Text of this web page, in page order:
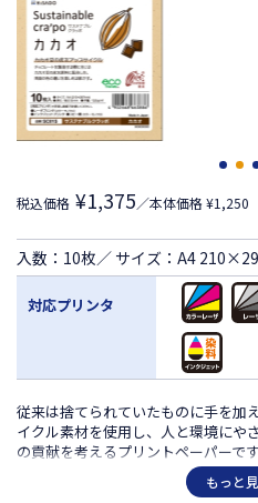
税込価格 ¥1,375／本体価格 ¥1,250
入数：10枚／ サイズ：A4
対応プリンタ
従来は捨てられていたものに手を加
イクル素材を使用し、人と環境にや
の貢献を考えるプリントペーパーです
チョコレートを製造する際に生じる
用紙の表と裏で色が異なり、印刷内
もっと